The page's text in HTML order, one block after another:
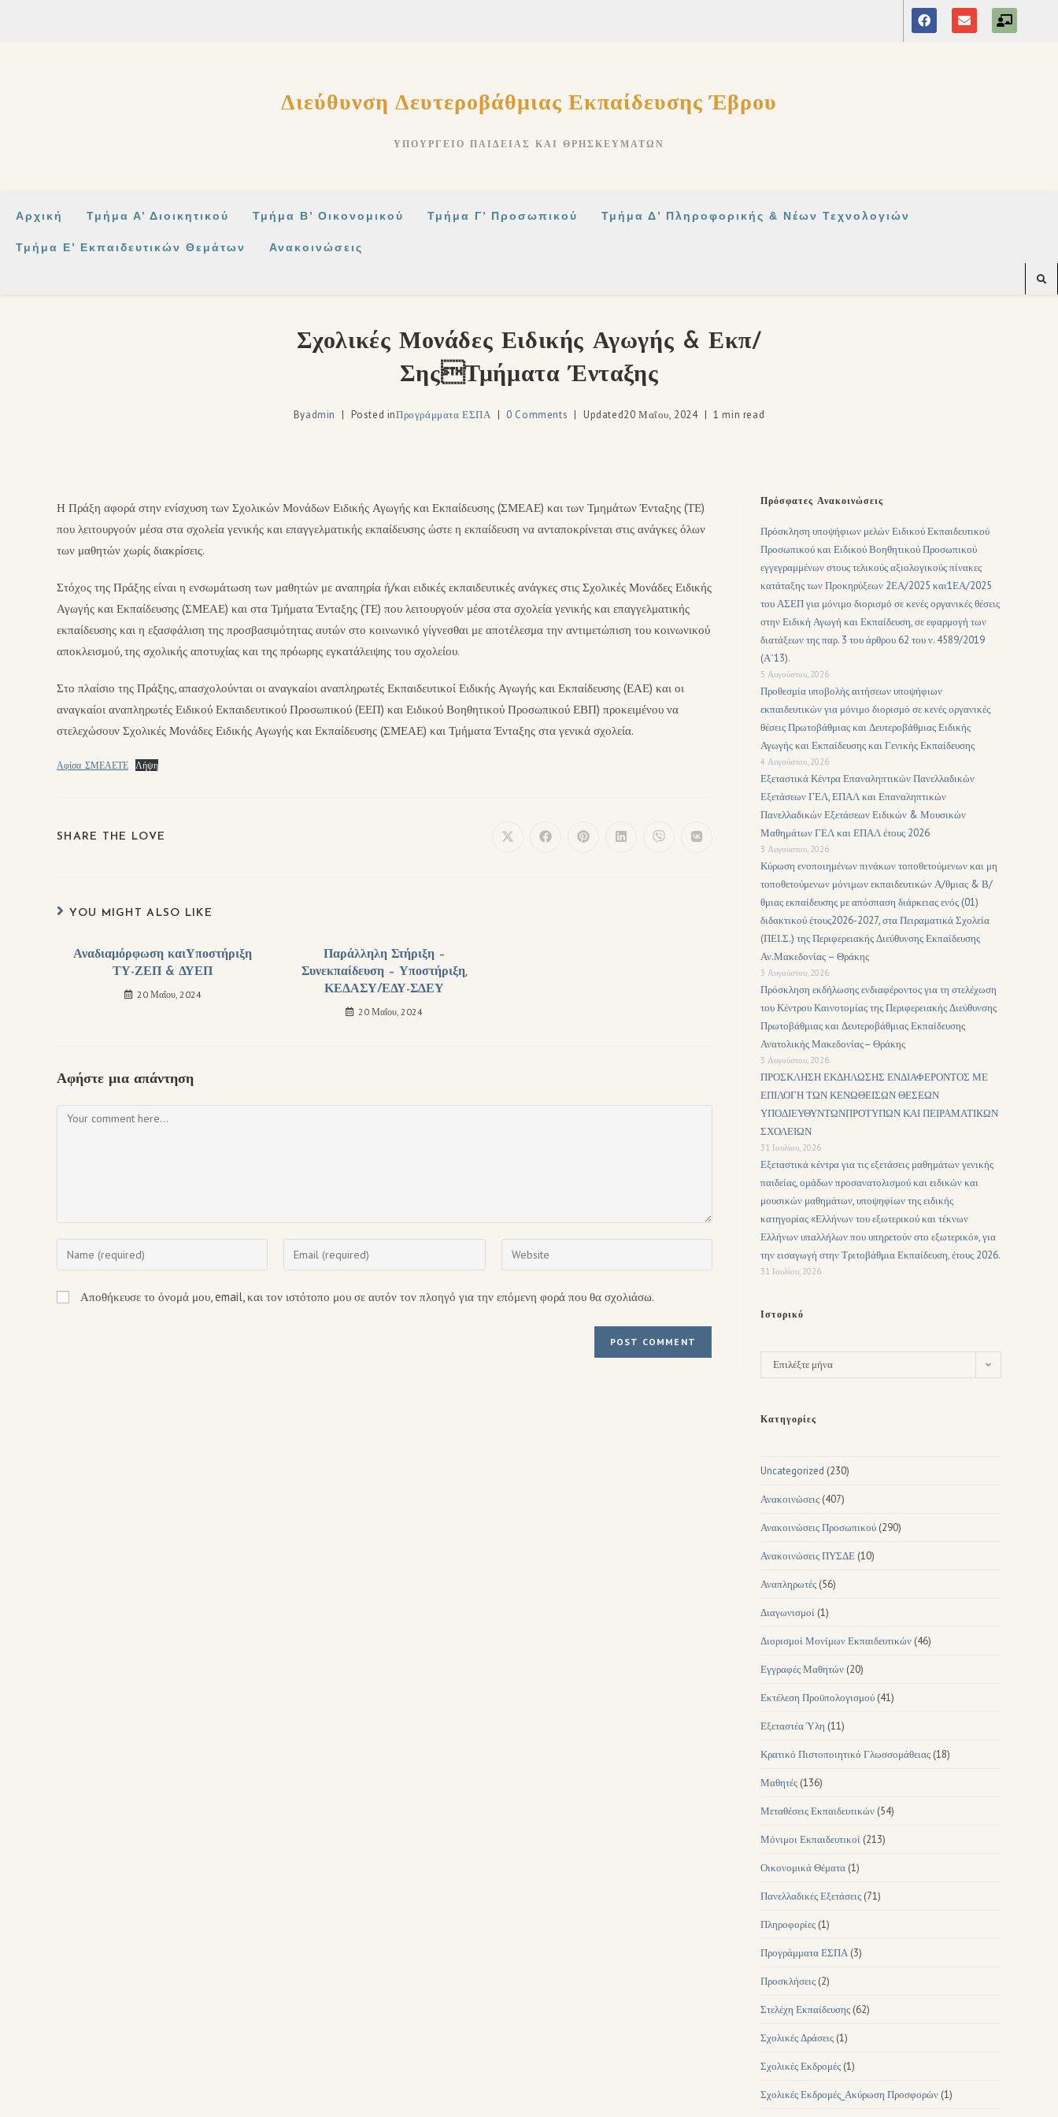
Διεύθυνση Δευτεροβάθμιας Εκπαίδευσης Έβρου
ΥΠΟΥΡΓΕΊΟ ΠΑΙΔΕΊΑΣ ΚΑΙ ΘΡΗΣΚΕΥΜΆΤΩΝ
Αρχική Τμήμα Α’ Διοικητικού Τμήμα Β’ Οικονομικού Τμήμα Γ’ Προσωπικού Τμήμα Δ’ Πληροφορικής & Νέων Τεχνολογιών
Τμήμα Ε’ Εκπαιδευτικών Θεμάτων Ανακοινώσεις
Σχολικές Μονάδες Ειδικής Αγωγής & Εκπ/
ΣηςΤμήματα Ένταξης
Byadmin Posted inΠρογράμματα ΕΣΠΑ 0 Comments Updated20 Μαΐου, 2024 1 min read
Η Πράξη αφορά στην ενίσχυση των Σχολικών Μονάδων Ειδικής Αγωγής και Εκπαίδευσης (ΣΜΕΑΕ) και των Τμημάτων Ένταξης (ΤΕ)
που λειτουργούν μέσα στα σχολεία γενικής και επαγγελματικής εκπαίδευσης ώστε η εκπαίδευση να ανταποκρίνεται στις ανάγκες όλων
των μαθητών χωρίς διακρίσεις.
Στόχος της Πράξης είναι η ενσωμάτωση των μαθητών με αναπηρία ή/και ειδικές εκπαιδευτικές ανάγκες στις Σχολικές Μονάδες Ειδικής
Αγωγής και Εκπαίδευσης (ΣΜΕΑΕ) και στα Τμήματα Ένταξης (ΤΕ) που λειτουργούν μέσα στα σχολεία γενικής και επαγγελματικής
εκπαίδευσης και η εξασφάλιση της προσβασιμότητας αυτών στο κοινωνικό γίγνεσθαι με αποτέλεσμα την αντιμετώπιση του κοινωνικού
αποκλεισμού, της σχολικής αποτυχίας και της πρόωρης εγκατάλειψης του σχολείου.
Στο πλαίσιο της Πράξης, απασχολούνται οι αναγκαίοι αναπληρωτές Εκπαιδευτικοί Ειδικής Αγωγής και Εκπαίδευσης (ΕΑΕ) και οι
αναγκαίοι αναπληρωτές Ειδικού Εκπαιδευτικού Προσωπικού (ΕΕΠ) και Ειδικού Βοηθητικού Προσωπικού ΕΒΠ) προκειμένου να
στελεχώσουν Σχολικές Μονάδες Ειδικής Αγωγής και Εκπαίδευσης (ΣΜΕΑΕ) και Τμήματα Ένταξης στα γενικά σχολεία.
Αφίσα_ΣΜΕΑΕΤΕ Λήψη
SHARE THE LOVE
YOU MIGHT ALSO LIKE
Αναδιαμόρφωση καιΥποστήριξη
ΤΥ-ΖΕΠ & ΔΥΕΠ
20 Μαΐου, 2024
Παράλληλη Στήριξη –
Συνεκπαίδευση – Υποστήριξη,
ΚΕΔΑΣΥ/ΕΔΥ-ΣΔΕΥ
20 Μαΐου, 2024
Αφήστε μια απάντηση
Αποθήκευσε το όνομά μου, email, και τον ιστότοπο μου σε αυτόν τον πλοηγό για την επόμενη φορά που θα σχολιάσω.
Πρόσφατες Ανακοινώσεις
Πρόσκληση υποψήφιων μελών Ειδικού Εκπαιδευτικού
Προσωπικού και Ειδικού Βοηθητικού Προσωπικού
εγγεγραμμένων στους τελικούς αξιολογικούς πίνακες
κατάταξης των Προκηρύξεων 2ΕΑ/2025 και1ΕΑ/2025
του ΑΣΕΠ για μόνιμο διορισμό σε κενές οργανικές θέσεις
στην Ειδική Αγωγή και Εκπαίδευση, σε εφαρμογή των
διατάξεων της παρ. 3 του άρθρου 62 του ν. 4589/2019
(Α΄13).
5 Αυγούστου, 2026
Προθεσμία υποβολής αιτήσεων υποψήφιων
εκπαιδευτικών για μόνιμο διορισμό σε κενές οργανικές
θέσεις Πρωτοβάθμιας και Δευτεροβάθμιας Ειδικής
Αγωγής και Εκπαίδευσης και Γενικής Εκπαίδευσης
4 Αυγούστου, 2026
Εξεταστικά Κέντρα Επαναληπτικών Πανελλαδικών
Εξετάσεων ΓΕΛ, ΕΠΑΛ και Επαναληπτικών
Πανελλαδικών Εξετάσεων Ειδικών & Μουσικών
Μαθημάτων ΓΕΛ και ΕΠΑΛ έτους 2026
3 Αυγούστου, 2026
Κύρωση ενοποιημένων πινάκων τοποθετούμενων και μη
τοποθετούμενων μόνιμων εκπαιδευτικών Α/θμιας & Β/
θμιας εκπαίδευσης με απόσπαση διάρκειας ενός (01)
διδακτικού έτους2026-2027, στα Πειραματικά Σχολεία
(ΠΕΙ.Σ.) της Περιφερειακής Διεύθυνσης Εκπαίδευσης
Αν.Μακεδονίας – Θράκης
3 Αυγούστου, 2026
Πρόσκληση εκδήλωσης ενδιαφέροντος για τη στελέχωση
του Κέντρου Καινοτομίας της Περιφερειακής Διεύθυνσης
Πρωτοβάθμιας και Δευτεροβάθμιας Εκπαίδευσης
Ανατολικής Μακεδονίας– Θράκης
3 Αυγούστου, 2026
ΠΡΟΣΚΛΗΣΗ ΕΚΔΗΛΩΣΗΣ ΕΝΔΙΑΦΕΡΟΝΤΟΣ ΜΕ
ΕΠΙΛΟΓΗ ΤΩΝ ΚΕΝΩΘΕΙΣΩΝ ΘΕΣΕΩΝ
ΥΠΟΔΙΕΥΘΥΝΤΩΝΠΡΟΤΥΠΩΝ ΚΑΙ ΠΕΙΡΑΜΑΤΙΚΩΝ
ΣΧΟΛΕΙΩΝ
31 Ιουλίου, 2026
Εξεταστικά κέντρα για τις εξετάσεις μαθημάτων γενικής
παιδείας, ομάδων προσανατολισμού και ειδικών και
μουσικών μαθημάτων, υποψηφίων της ειδικής
κατηγορίας «Ελλήνων του εξωτερικού και τέκνων
Ελλήνων υπαλλήλων που υπηρετούν στο εξωτερικό», για
την εισαγωγή στην Τριτοβάθμια Εκπαίδευση, έτους 2026.
31 Ιουλίου, 2026
Ιστορικό
Επιλέξτε μήνα
Κατηγορίες
Uncategorized (230)
Ανακοινώσεις (407)
Ανακοινώσεις Προσωπικού (290)
Ανακοινώσεις ΠΥΣΔΕ (10)
Αναπληρωτές (56)
Διαγωνισμοί (1)
Διορισμοί Μονίμων Εκπαιδευτικών (46)
Εγγραφές Μαθητών (20)
Εκτέλεση Προϋπολογισμού (41)
Εξεταστέα Ύλη (11)
Κρατικό Πιστοποιητικό Γλωσσομάθειας (18)
Μαθητές (136)
Μεταθέσεις Εκπαιδευτικών (54)
Μόνιμοι Εκπαιδευτικοί (213)
Οικονομικά Θέματα (1)
Πανελλαδικές Εξετάσεις (71)
Πληροφορίες (1)
Προγράμματα ΕΣΠΑ (3)
Προσκλήσεις (2)
Στελέχη Εκπαίδευσης (62)
Σχολικές Δράσεις (1)
Σχολικές Εκδρομές (1)
Σχολικές Εκδρομές_Ακύρωση Προσφορών (1)